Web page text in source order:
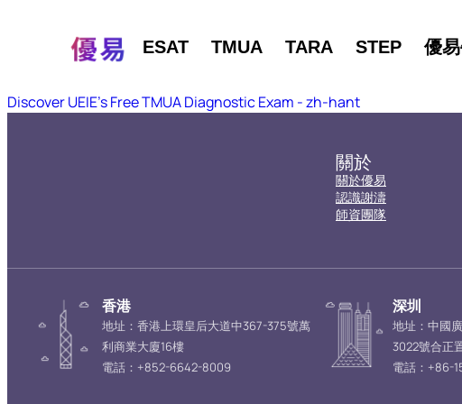
ESAT TMUA TARA STEP 優
Discover UEIE's Free TMUA Diagnostic Exam - zh-hant
關於
關於優易
認識謝濤
師資團隊
香港
地址：香港上環皇后大道中367-375號萬
利商業大廈16樓
電話：+852-6642-8009
深圳
地址：中國
3022號合正
電話：+86-